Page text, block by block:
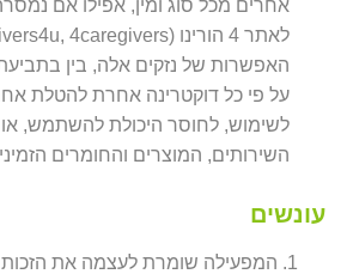
אחרים מכל סוג ומין, אפילו אם
האפשרות של נזקים אלה, בין
על פי כל דוקטרינה אחרת להטלת
לשימוש, לחוסר היכולת להשתמש, או
השירותים, המוצרים והחומרים
עונשים
המפעילה שומרת לעצמה את הזכות